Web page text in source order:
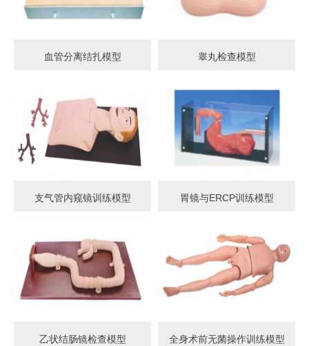
血管分离结扎模型 睾丸检查模型
支气管内窥镜训练模型 胃镜与ERCP训练模型
乙状结肠镜检查模型 全身术前无菌操作训练模型